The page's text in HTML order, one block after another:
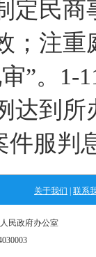
定民
；注
”。1-
达到所
服判
关于我们 联系
民政府办公室